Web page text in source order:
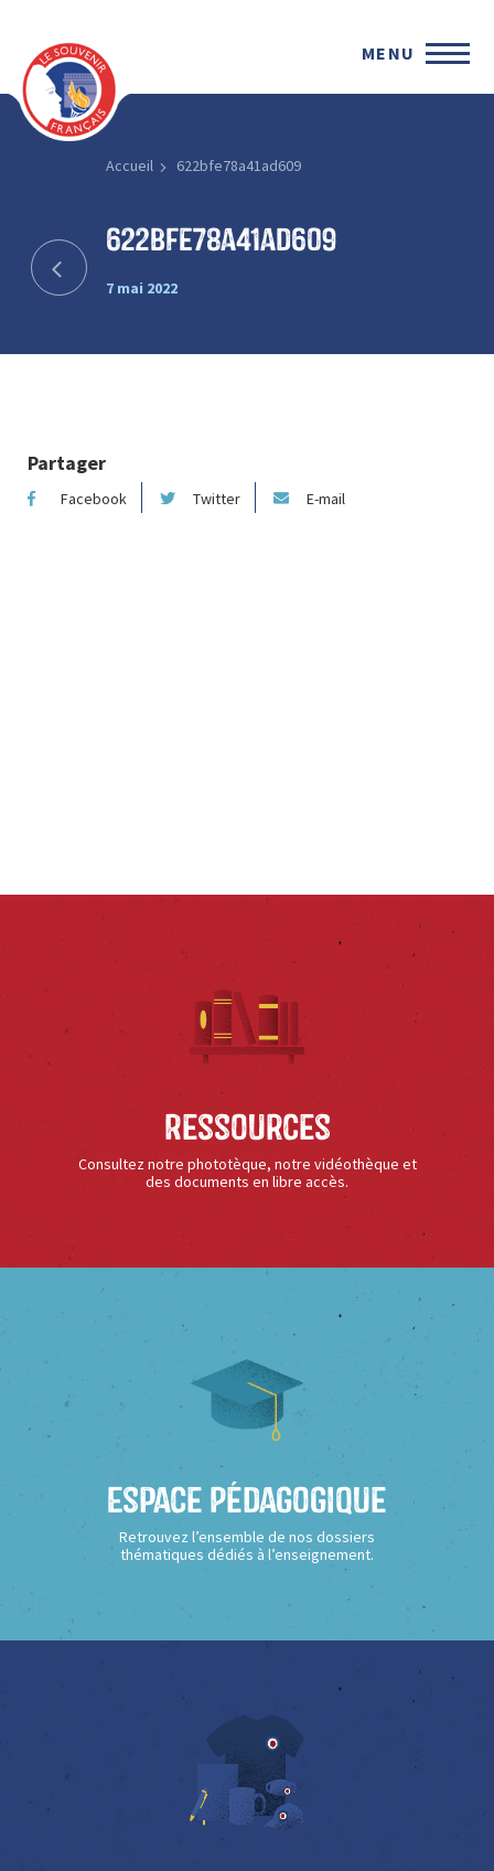
MENU
Accueil 622bfe78a41ad609
622bfe78a41ad609
7 mai 2022
Partager
Facebook Twitter E-mail
Ressources
Consultez notre phototèque, notre vidéothèque et
des documents en libre accès.
Espace Pédagogique
Retrouvez l’ensemble de nos dossiers
thématiques dédiés à l’enseignement.